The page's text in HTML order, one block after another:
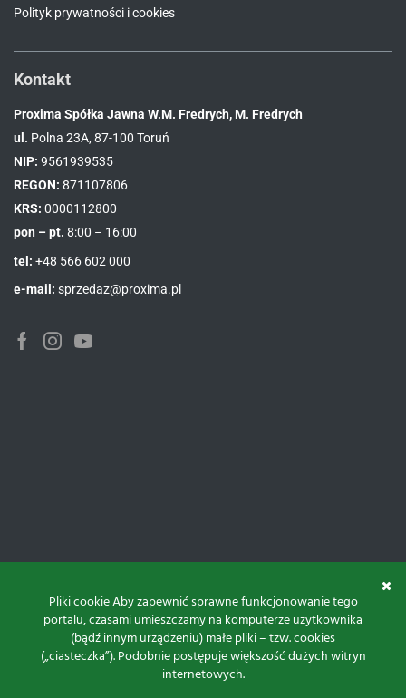
Polityk prywatności i cookies
Kontakt
Proxima Spółka Jawna W.M. Fredrych, M. Fredrych
ul. Polna 23A, 87-100 Toruń
NIP: 9561939535
REGON: 871107806
KRS: 0000112800
pon – pt. 8:00 – 16:00
tel: +48 566 602 000
e-mail: sprzedaz@proxima.pl
FacebookInstagramYoutube
Pliki cookie Aby zapewnić sprawne funkcjonowanie tego
portalu, czasami umieszczamy na komputerze użytkownika
(bądź innym urządzeniu) małe pliki – tzw. cookies
(„ciasteczka”). Podobnie postępuje większość dużych witryn
internetowych.